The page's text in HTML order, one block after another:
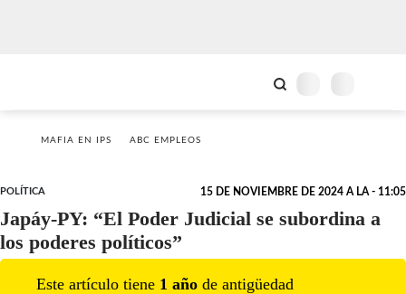
MAFIA EN IPS ABC EMPLEOS
POLÍTICA 15 DE NOVIEMBRE DE 2024 A LA - 11:05
Japáy-PY: “El Poder Judicial se subordina a
los poderes políticos”
Este artículo tiene 1 año de antigüedad